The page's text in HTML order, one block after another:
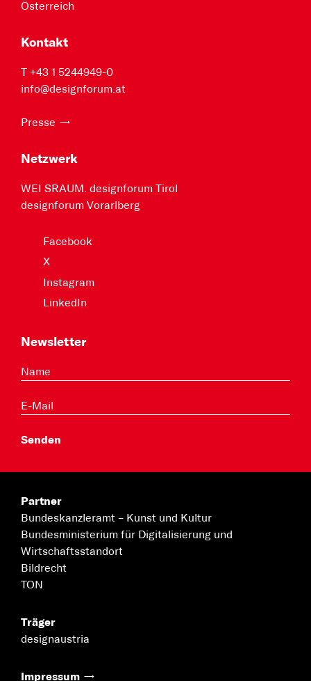
Österreich
Kontakt
T +43 1 5244949-0
info@designforum.at
Presse
Netzwerk
WEI SRAUM. designforum Tirol
designforum Vorarlberg
Facebook
X
Instagram
LinkedIn
Newsletter
Partner
Bundeskanzleramt – Kunst und Kultur
Bundesministerium für Digitalisierung und
Wirtschaftsstandort
Bildrecht
TON
Träger
designaustria
Impressum